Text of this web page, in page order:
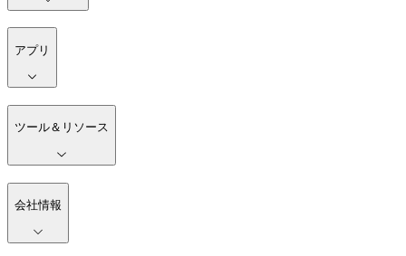
アプリ
ツール＆リソース
会社情報